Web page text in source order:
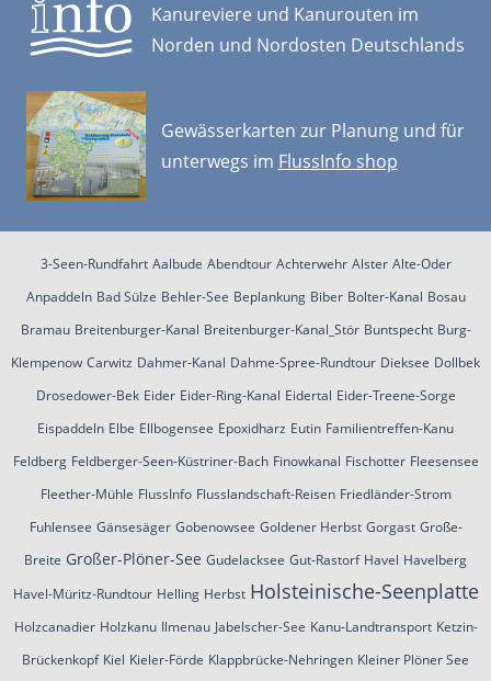
Kanureviere und Kanurouten im
Norden und Nordosten Deutschlands
Gewässerkarten zur Planung und für
unterwegs im FlussInfo shop
3-Seen-Rundfahrt Aalbude Abendtour Achterwehr Alster Alte-Oder
Anpaddeln Bad Sülze Behler-See Beplankung Biber Bolter-Kanal Bosau
Bramau Breitenburger-Kanal Breitenburger-Kanal_Stör Buntspecht Burg-
Klempenow Carwitz Dahmer-Kanal Dahme-Spree-Rundtour Dieksee Dollbek
Drosedower-Bek Eider Eider-Ring-Kanal Eidertal Eider-Treene-Sorge
Eispaddeln Elbe Ellbogensee Epoxidharz Eutin Familientreffen-Kanu
Feldberg Feldberger-Seen-Küstriner-Bach Finowkanal Fischotter Fleesensee
Fleether-Mühle FlussInfo Flusslandschaft-Reisen Friedländer-Strom
Fuhlensee Gänsesäger Gobenowsee Goldener Herbst Gorgast Große-
Breite Großer-Plöner-See Gudelacksee Gut-Rastorf Havel Havelberg
Havel-Müritz-Rundtour Helling Herbst Holsteinische-Seenplatte
Holzcanadier Holzkanu Ilmenau Jabelscher-See Kanu-Landtransport Ketzin-
Brückenkopf Kiel Kieler-Förde Klappbrücke-Nehringen Kleiner Plöner See